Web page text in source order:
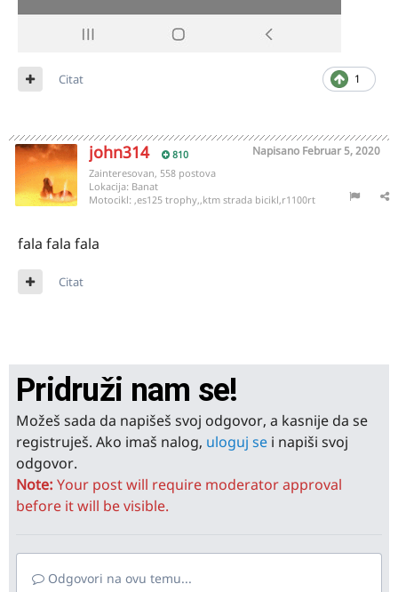
1
Citat
john314 810 Napisano Februar 5, 2020
Zainteresovan, 558 postova
Lokacija: Banat
Motocikl: ,es125 trophy,,ktm strada bicikl,r1100rt
fala fala fala
Citat
Pridruži nam se!
Možeš sada da napišeš svoj odgovor, a kasnije da se
registruješ. Ako imaš nalog, uloguj se i napiši svoj
odgovor.
Note: Your post will require moderator approval
before it will be visible.
Odgovori na ovu temu...